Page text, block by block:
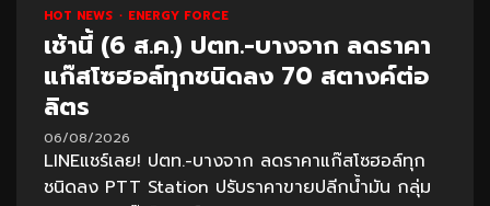
HOT NEWS ENERGY FORCE
เช้านี้ (6 ส.ค.) ปตท.-บางจาก ลดราคา
แก๊สโซฮอล์ทุกชนิดลง 70 สตางค์ต่อ
ลิตร
06/08/2026
LINEแชร์เลย! ปตท.-บางจาก ลดราคาแก๊สโซฮอล์ทุก
ชนิดลง PTT Station ปรับราคาขายปลีกน้ำมัน กลุ่ม